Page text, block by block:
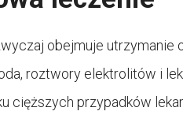
obejmuje utrzymanie
roztwory elektrolitów i
cięższych przypadków